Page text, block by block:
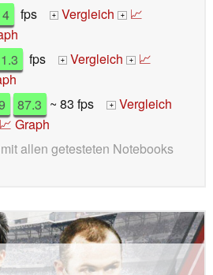
fps + Vergleich + 📈
fps + Vergleich + 📈
87.3 ~ 83 fps + Vergleich
Graph
allen getesteten Notebooks